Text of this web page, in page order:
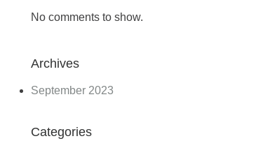
No comments to show.
Archives
September 2023
Categories